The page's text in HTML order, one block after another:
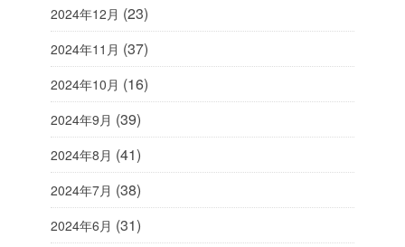
2024年12月 (23)
2024年11月 (37)
2024年10月 (16)
2024年9月 (39)
2024年8月 (41)
2024年7月 (38)
2024年6月 (31)